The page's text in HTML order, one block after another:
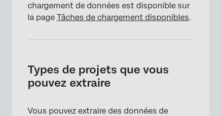
chargement de données est disponible sur
la page Tâches de chargement disponibles.
Types de projets que vous
pouvez extraire
Vous pouvez extraire des données de